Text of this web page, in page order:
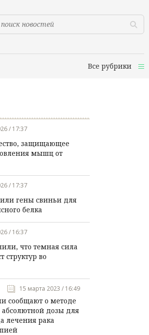
Все рубрики
/ 17:37
защищающее
мышц от
/ 17:37
гены свиньи для
белка
/ 16:37
что темная сила
структур во
15 марта 2023 / 16:49
сообщают о методе
дозы для
лечения рака